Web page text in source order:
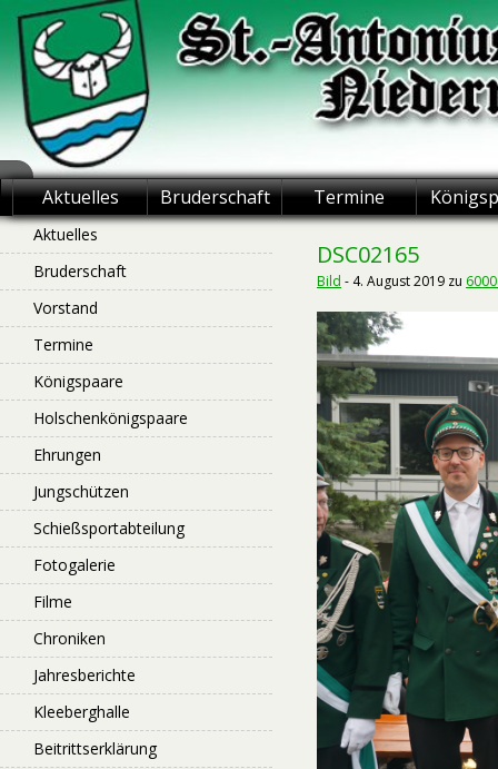
Skip
content
St.-Antonius
Schützenbruderschaft
Niederntudorf
Aktuelles Bruderschaft Termine
DSC02165
Bild - 4. August 2019 zu
Aktuelles
Bruderschaft
Vorstand
Termine
Königspaare
Holschenkönigspaare
Ehrungen
Jungschützen
Schießsportabteilung
Fotogalerie
Filme
Chroniken
Jahresberichte
Kleeberghalle
Beitrittserklärung